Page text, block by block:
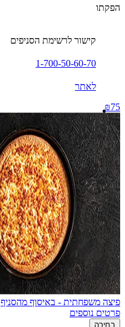
הפקתו
קישור לרשימת הסניפים
1-700-50-60-70
לאתר
₪75
פיצה משפחתית - באיסוף מהסניף
פרטים נוספים
בחירה